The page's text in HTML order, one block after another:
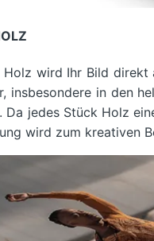
wird Ihr Bild
insbesondere in den
jedes Stück Holz
wird zum kreativen